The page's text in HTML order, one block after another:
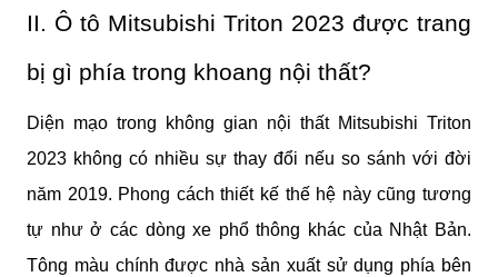
II. Ô tô Mitsubishi Triton 2023 được trang
bị gì phía trong khoang nội thất?
Diện mạo trong không gian nội thất Mitsubishi Triton
2023 không có nhiều sự thay đổi nếu so sánh với đời
năm 2019. Phong cách thiết kế thế hệ này cũng tương
tự như ở các dòng xe phổ thông khác của Nhật Bản.
Tông màu chính được nhà sản xuất sử dụng phía bên